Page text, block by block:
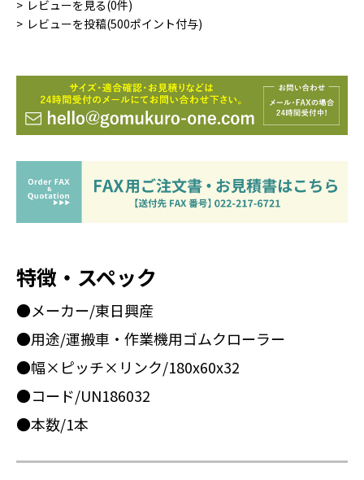
レビューを見る(0件)
レビューを投稿(500ポイント付与)
特徴・スペック
●メーカー/東日興産
●用途/運搬車・作業機用ゴムクローラー
●幅×ピッチ×リンク/180x60x32
●コード/UN186032
●本数/1本